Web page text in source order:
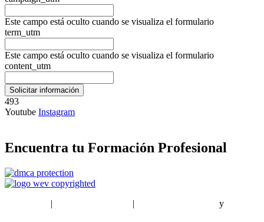
Este campo está oculto cuando se visualiza el formulario
term_utm
Este campo está oculto cuando se visualiza el formulario
content_utm
493
Youtube Instagram
Encuentra tu Formación Profesional
| | y